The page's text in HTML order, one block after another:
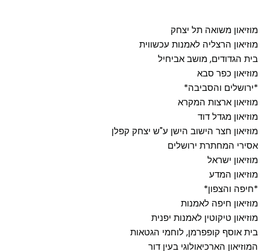
מוזיאון משואה תל יצחק
מוזיאון הרצליה לאמנות עכשווית
בית הגדודים, מושב אביחיל
מוזיאון כפר סבא
*ירושלים והסביבה*
מוזיאון ארצות המקרא
מוזיאון מגדל דוד
מוזיאון חצר הישוב הישן ע"ש יצחק קפלן
אסירי המחתרת ירושלים
מוזיאון ישראל
מוזיאון המדע
*חיפה והצפון*
מוזיאון חיפה לאמנות
מוזיאון טיקוטין לאמנות יפנית
בית אוסף קופפרמן, לוחמי הגטאות
המוזיאון הארכיאולוגי בעין דור